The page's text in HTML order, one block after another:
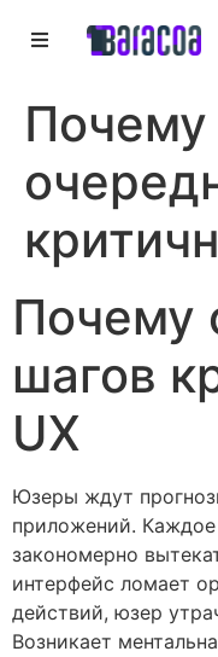
RÓTULOS
Почему
Почему
шагов
UX
Юзеры ждут
приложений.
закономерно
интерфейс ломает
действий, юзер
Возникает